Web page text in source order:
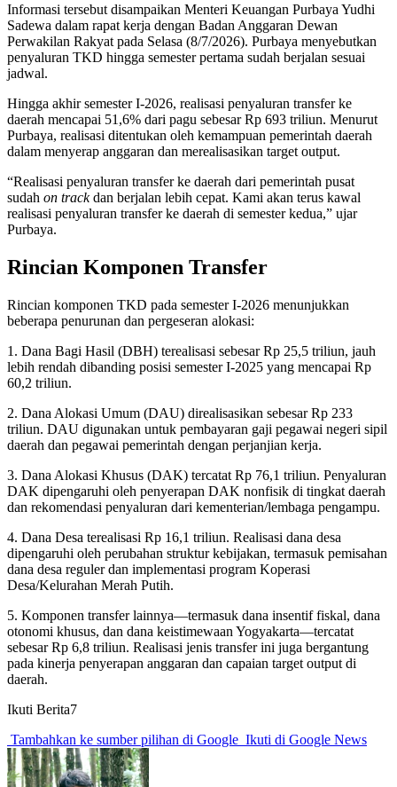
Informasi tersebut disampaikan Menteri Keuangan Purbaya Yudhi
Sadewa dalam rapat kerja dengan Badan Anggaran Dewan
Perwakilan Rakyat pada Selasa (8/7/2026). Purbaya menyebutkan
penyaluran TKD hingga semester pertama sudah berjalan sesuai
jadwal.
Hingga akhir semester I-2026, realisasi penyaluran transfer ke
daerah mencapai 51,6% dari pagu sebesar Rp 693 triliun. Menurut
Purbaya, realisasi ditentukan oleh kemampuan pemerintah daerah
dalam menyerap anggaran dan merealisasikan target output.
“Realisasi penyaluran transfer ke daerah dari pemerintah pusat
sudah on trackdan berjalan lebih cepat. Kami akan terus kawal
realisasi penyaluran transfer ke daerah di semester kedua,” ujar
Purbaya.
Rincian Komponen Transfer
Rincian komponen TKD pada semester I-2026 menunjukkan
beberapa penurunan dan pergeseran alokasi:
1. Dana Bagi Hasil (DBH) terealisasi sebesar Rp 25,5 triliun, jauh
lebih rendah dibanding posisi semester I-2025 yang mencapai Rp
60,2 triliun.
2. Dana Alokasi Umum (DAU) direalisasikan sebesar Rp 233
triliun. DAU digunakan untuk pembayaran gaji pegawai negeri sipil
daerah dan pegawai pemerintah dengan perjanjian kerja.
3. Dana Alokasi Khusus (DAK) tercatat Rp 76,1 triliun. Penyaluran
DAK dipengaruhi oleh penyerapan DAK nonfisik di tingkat daerah
dan rekomendasi penyaluran dari kementerian/lembaga pengampu.
4. Dana Desa terealisasi Rp 16,1 triliun. Realisasi dana desa
dipengaruhi oleh perubahan struktur kebijakan, termasuk pemisahan
dana desa reguler dan implementasi program Koperasi
Desa/Kelurahan Merah Putih.
5. Komponen transfer lainnya—termasuk dana insentif fiskal, dana
otonomi khusus, dan dana keistimewaan Yogyakarta—tercatat
sebesar Rp 6,8 triliun. Realisasi jenis transfer ini juga bergantung
pada kinerja penyerapan anggaran dan capaian target output di
daerah.
Ikuti Berita7
Tambahkan ke sumber pilihan di Google Ikuti di Google News